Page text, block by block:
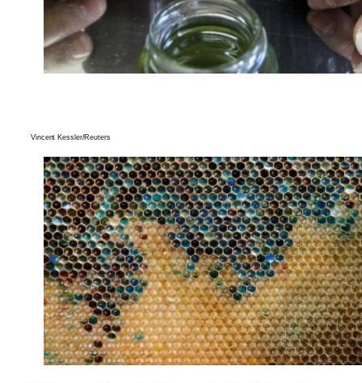
Vincent Kessler/Reuters